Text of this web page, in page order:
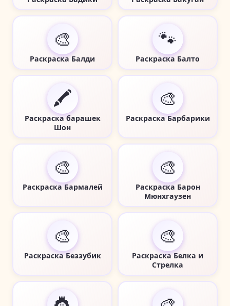
🎨
Раскраска Балди
🐾
Раскраска Балто
🖍️
Раскраска барашек
Шон
🎨
Раскраска Барбарики
🎨
Раскраска Бармалей
🎨
Раскраска Барон
Мюнхгаузен
🎨
Раскраска Беззубик
🎨
Раскраска Белка и
Стрелка